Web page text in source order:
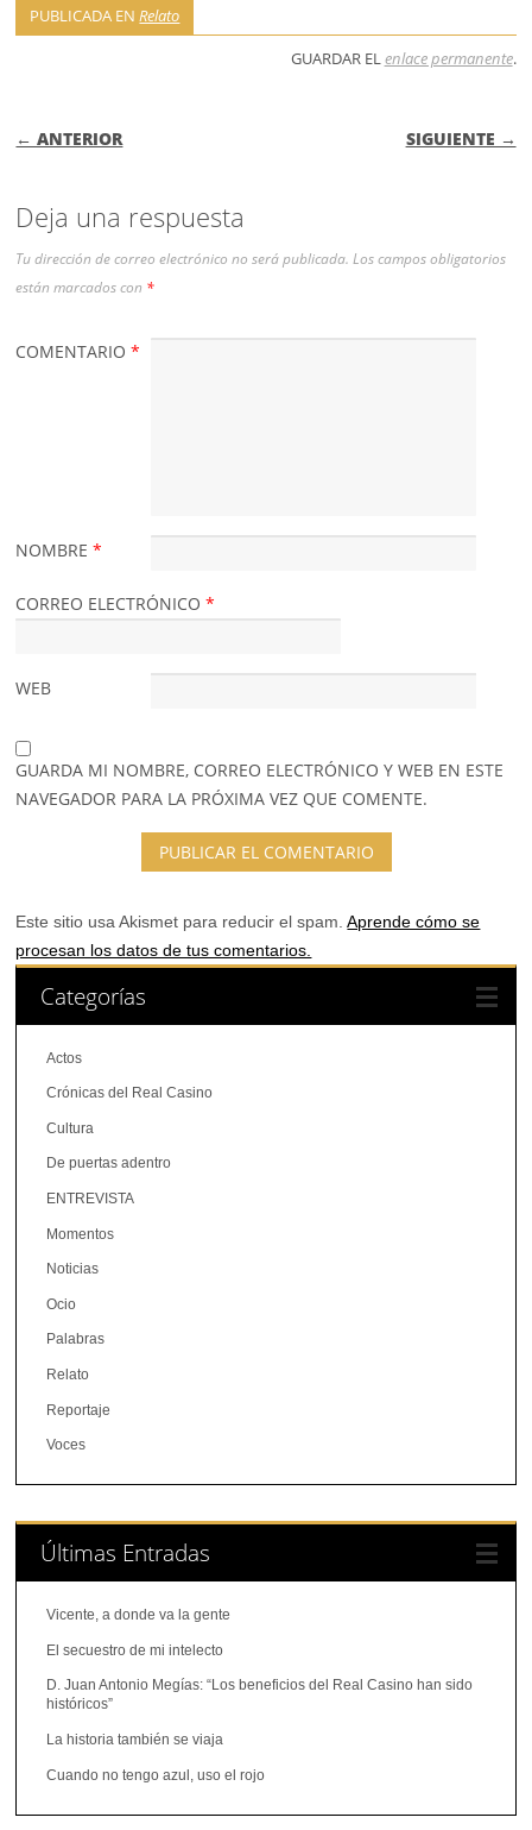
PUBLICADA ENRelato
GUARDAR ELenlace permanente.
NAVEGACIÓN DE ENTRADAS
← ANTERIOR SIGUIENTE →
Deja una respuesta
Tu dirección de correo electrónico no será publicada. Los campos obligatorios
están marcados con *
COMENTARIO*
NOMBRE*
CORREO ELECTRÓNICO*
WEB
GUARDA MI NOMBRE, CORREO ELECTRÓNICO Y WEB EN ESTE
NAVEGADOR PARA LA PRÓXIMA VEZ QUE COMENTE.
Este sitio usa Akismet para reducir el spam.Aprende cómo se
procesan los datos de tus comentarios.
Categorías
Actos
Crónicas del Real Casino
Cultura
De puertas adentro
ENTREVISTA
Momentos
Noticias
Ocio
Palabras
Relato
Reportaje
Voces
Últimas Entradas
Vicente, a donde va la gente
El secuestro de mi intelecto
D. Juan Antonio Megías: “Los beneficios del Real Casino han sido
históricos”
La historia también se viaja
Cuando no tengo azul, uso el rojo